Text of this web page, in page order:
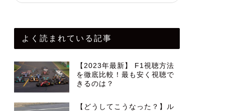
よく読まれている記事
【2023年最新】 F1視聴方法
を徹底比較！最も安く視聴で
きるのは？
【どうしてこうなった？】ル